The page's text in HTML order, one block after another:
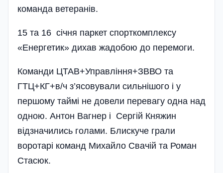
команда ветеранів.
15 та 16 січня паркет спорткомплексу
«Енергетик» дихав жадобою до перемоги.
Команди ЦТАВ+Управління+ЗВВО та
ГТЦ+КГ+в/ч з’ясовували сильнішого і у
першому таймі не довели перевагу одна над
одною. Антон Вагнер і Сергій Княжин
відзначились голами. Блискуче грали
воротарі команд Михайло Свачій та Роман
Стасюк.